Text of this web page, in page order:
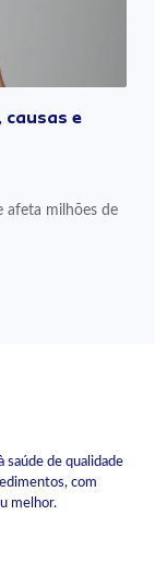
causas e
afeta milhões de
saúde de qualidade
com
melhor.